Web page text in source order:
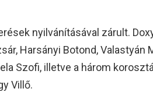
nyilvánításával zárult.
Harsányi Botond, Valastyán
Szofi, illetve a három
Villő.